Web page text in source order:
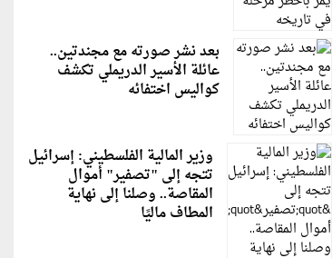
بعد نشر صورته مع مجندتين..
عائلة الأسير الدريملي تكشف
كواليس اختفائه
وزير المالية الفلسطيني: إسرائيل
تتجه إلى "تصفير" أموال
المقاصة.. وصلنا إلى نهاية
المطاف ماليًا